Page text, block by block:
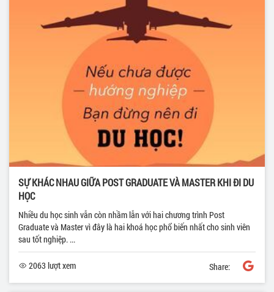
SỰ KHÁC NHAU GIỮA POST GRADUATE VÀ MASTER KHI ĐI DU
HỌC
Nhiều du học sinh vẫn còn nhầm lẫn với hai chương trình Post
Graduate và Master vì đây là hai khoá học phổ biến nhất cho sinh viên
sau tốt nghiệp. ...
2063 lượt xem Share: